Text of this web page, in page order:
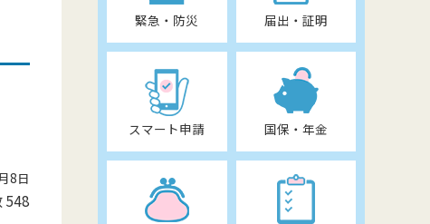
8日
548
緊急・防災 届出・証明
スマート申請 国保・年金